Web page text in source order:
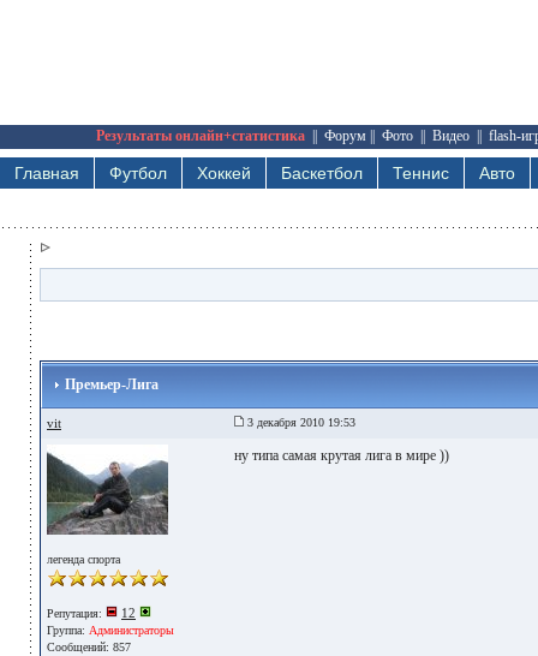
Результаты онлайн+статистика Форум Фото Видео flash-
Главная Футбол Хоккей Баскетбол Теннис Авто
Премьер-Лига
vit 3 декабря 2010 19:53
легенда спорта
Репутация: 12
Группа: Администраторы
Сообщений: 857
ну типа самая крутая лига в мире ))